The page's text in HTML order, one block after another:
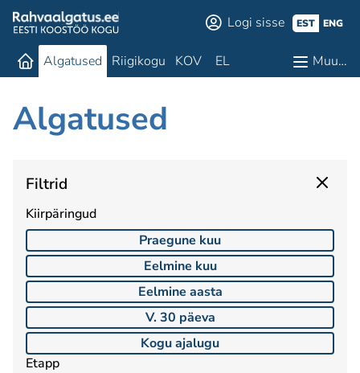
Logi sisse EST ENG
Algatused Riigikogu KOV EL Muu…
Algatused
Filtrid
Kiirpäringud
Praegune kuu
Eelmine kuu
Eelmine aasta
V. 30 päeva
Kogu ajalugu
Etapp